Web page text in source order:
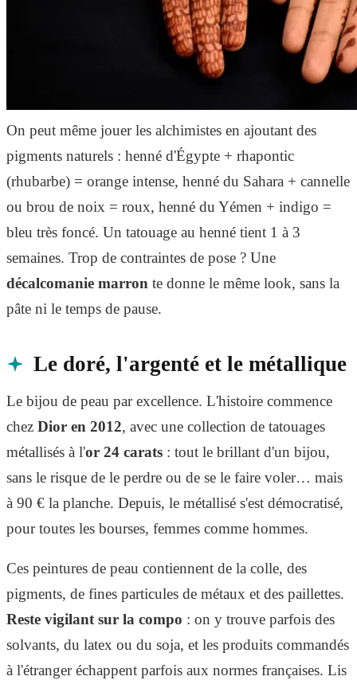
On peut même jouer les alchimistes en ajoutant des
pigments naturels : henné d'Égypte + rhapontic
(rhubarbe) = orange intense, henné du Sahara + cannelle
ou brou de noix = roux, henné du Yémen + indigo =
bleu très foncé. Un tatouage au henné tient 1 à 3
semaines. Trop de contraintes de pose ? Une
décalcomanie marron te donne le même look, sans la
pâte ni le temps de pause.
Le doré, l'argenté et le métallique
Le bijou de peau par excellence. L'histoire commence
chez Dior en 2012, avec une collection de tatouages
métallisés à l'or 24 carats : tout le brillant d'un bijou,
sans le risque de le perdre ou de se le faire voler… mais
à 90 € la planche. Depuis, le métallisé s'est démocratisé,
pour toutes les bourses, femmes comme hommes.
Ces peintures de peau contiennent de la colle, des
pigments, de fines particules de métaux et des paillettes.
Reste vigilant sur la compo : on y trouve parfois des
solvants, du latex ou du soja, et les produits commandés
à l'étranger échappent parfois aux normes françaises. Lis